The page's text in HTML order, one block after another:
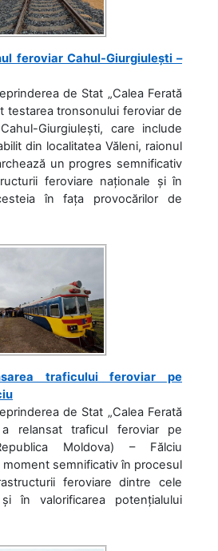
feroviar Cahul-Giurgiulești –
de Stat „Calea Ferată
testarea tronsonului feroviar de
Giurgiulești, care include
din localitatea Văleni, raionul
un progres semnificativ
feroviare naționale și în
în fața provocărilor de
traficului feroviar pe
de Stat „Calea Ferată
relansat traficul feroviar pe
Moldova) – Fălciu
moment semnificativ în procesul
feroviare dintre cele
în valorificarea potențialului